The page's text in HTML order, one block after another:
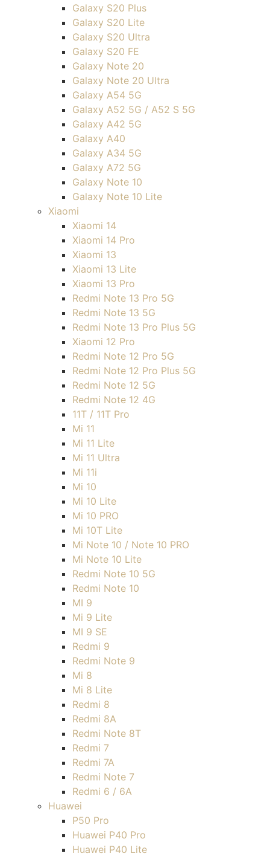
Galaxy S20 Plus
Galaxy S20 Lite
Galaxy S20 Ultra
Galaxy S20 FE
Galaxy Note 20
Galaxy Note 20 Ultra
Galaxy A54 5G
Galaxy A52 5G / A52 S 5G
Galaxy A42 5G
Galaxy A40
Galaxy A34 5G
Galaxy A72 5G
Galaxy Note 10
Galaxy Note 10 Lite
Xiaomi
Xiaomi 14
Xiaomi 14 Pro
Xiaomi 13
Xiaomi 13 Lite
Xiaomi 13 Pro
Redmi Note 13 Pro 5G
Redmi Note 13 5G
Redmi Note 13 Pro Plus 5G
Xiaomi 12 Pro
Redmi Note 12 Pro 5G
Redmi Note 12 Pro Plus 5G
Redmi Note 12 5G
Redmi Note 12 4G
11T / 11T Pro
Mi 11
Mi 11 Lite
Mi 11 Ultra
Mi 11i
Mi 10
Mi 10 Lite
Mi 10 PRO
Mi 10T Lite
Mi Note 10 / Note 10 PRO
Mi Note 10 Lite
Redmi Note 10 5G
Redmi Note 10
MI 9
Mi 9 Lite
MI 9 SE
Redmi 9
Redmi Note 9
Mi 8
Mi 8 Lite
Redmi 8
Redmi 8A
Redmi Note 8T
Redmi 7
Redmi 7A
Redmi Note 7
Redmi 6 / 6A
Huawei
P50 Pro
Huawei P40 Pro
Huawei P40 Lite